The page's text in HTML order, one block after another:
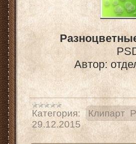
Автор:
Категория:
Клипарт
29.12.2015